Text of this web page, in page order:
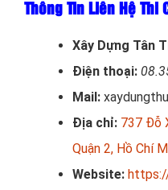
Thông Tin Liên Hệ Thi
Xây Dựng Tân
Điện thoại:
Mail:
Địa chỉ: 737 Đỗ
Quận 2, Hồ Chí
Website: